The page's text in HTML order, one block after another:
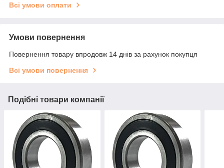
Всі умови оплати
Умови повернення
Повернення товару впродовж 14 днів за рахунок покупця
Всі умови повернення
Подібні товари компанії